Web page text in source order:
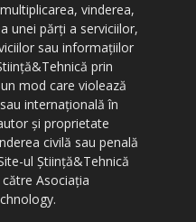
vinderea,
unei părți a serviciilor,
sau informațiilor
prin
mod care violează
internațională în
și proprietate
civilă sau penală
ul Știință&Tehnică
Asociația